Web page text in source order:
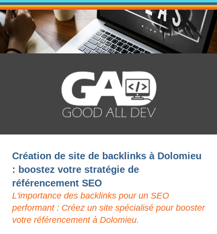
Création de site de backlinks à Dolomieu
: boostez votre stratégie de
référencement SEO
L'importance des backlinks pour un SEO
performant : Créez un site spécialisé pour booster
votre référencement à Dolomieu.